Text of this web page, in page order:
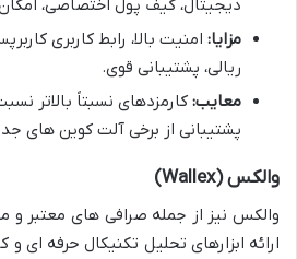
دیجیتال، کیف پول اختصاصی،
مزایا: امنیت بالا، رابط کاربری
ریالی، پشتیبانی قوی.
معایب: کارمزدهای نسبتاً بالاتر
پشتیبانی از برخی آلت کوین های
والکس (Wallex)
والکس نیز از جمله صرافی های معتبر و
ارائه ابزارهای تحلیل تکنیکال حرفه ای و